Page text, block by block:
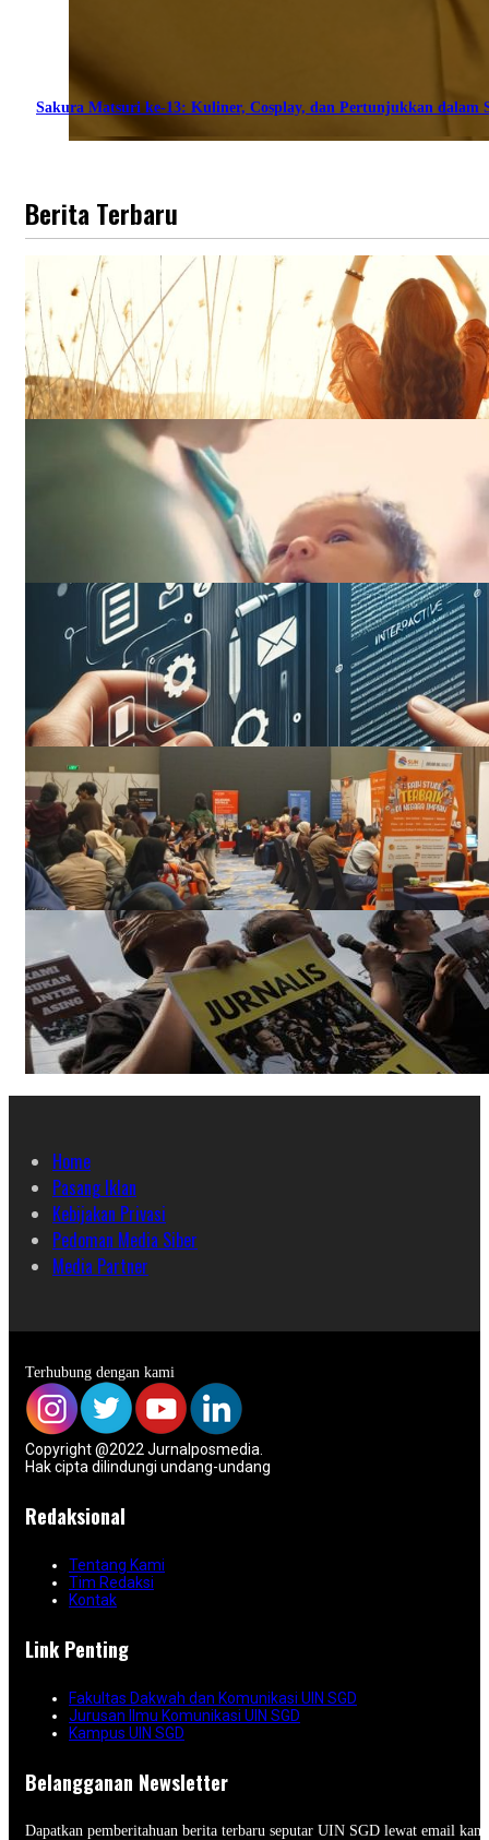
Sakura Matsuri ke-13: Kuliner, Cosplay, dan Pertunjukkan dalam
Berita Terbaru
Home
Pasang Iklan
Kebijakan Privasi
Pedoman Media Siber
Media Partner
Terhubung dengan kami
Copyright @2022 Jurnalposmedia.
Hak cipta dilindungi undang-undang
Redaksional
Tentang Kami
Tim Redaksi
Kontak
Link Penting
Fakultas Dakwah dan Komunikasi UIN SGD
Jurusan Ilmu Komunikasi UIN SGD
Kampus UIN SGD
Belangganan Newsletter
Dapatkan pemberitahuan berita terbaru seputar UIN SGD lewat email